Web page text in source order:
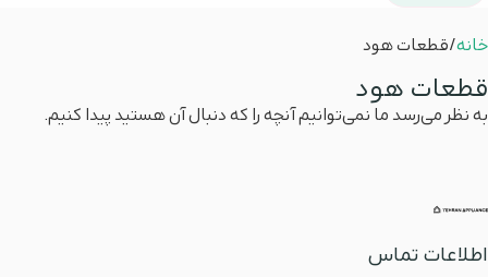
خانه/ قطعات هود
قطعات هود
به نظر می‌رسد ما نمی‌توانیم آنچه را که دنبال آن هستید پیدا کنیم.
اطلاعات تماس